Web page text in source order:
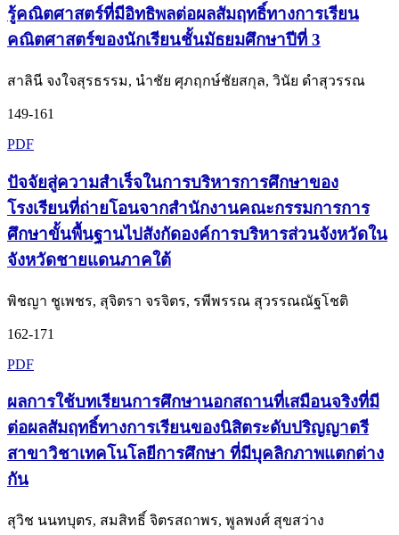
รู้คณิตศาสตร์ที่มีอิทธิพลต่อผลสัมฤทธิ์ทางการเรียน
คณิตศาสตร์ของนักเรียนชั้นมัธยมศึกษาปีที่ 3
สาลินี จงใจสุรธรรม, นำชัย ศุภฤกษ์ชัยสกุล, วินัย ดำสุวรรณ
149-161
PDF
ปัจจัยสู่ความสำเร็จในการบริหารการศึกษาของ
โรงเรียนที่ถ่ายโอนจากสำนักงานคณะกรรมการการ
ศึกษาขั้นพื้นฐานไปสังกัดองค์การบริหารส่วนจังหวัดใน
จังหวัดชายแดนภาคใต้
พิชญา ชูเพชร, สุจิตรา จรจิตร, รพีพรรณ สุวรรณณัฐโชติ
162-171
PDF
ผลการใช้บทเรียนการศึกษานอกสถานที่เสมือนจริงที่มี
ต่อผลสัมฤทธิ์ทางการเรียนของนิสิตระดับปริญญาตรี
สาขาวิชาเทคโนโลยีการศึกษา ที่มีบุคลิกภาพแตกต่าง
กัน
สุวิช นนทบุตร, สมสิทธิ์ จิตรสถาพร, พูลพงศ์ สุขสว่าง